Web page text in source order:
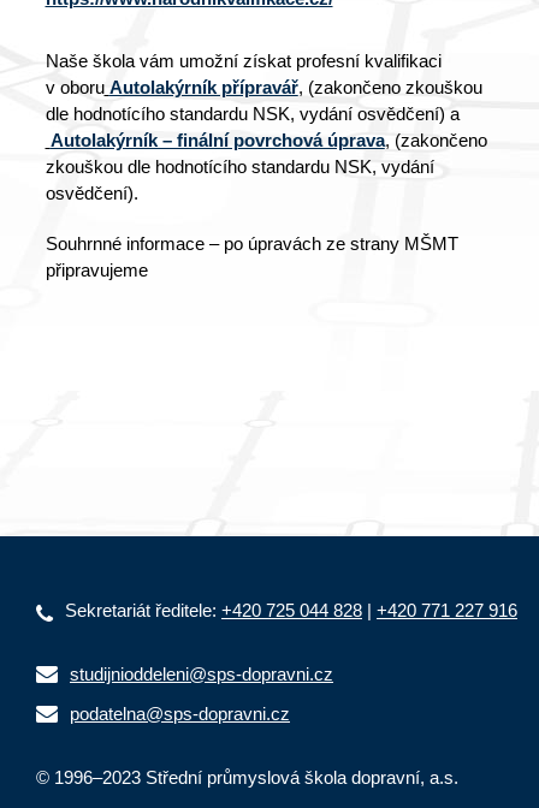
Naše škola vám umožní získat profesní kvalifikaci
v oboru Autolakýrník přípravář, (zakončeno zkouškou
dle hodnotícího standardu NSK, vydání osvědčení) a
Autolakýrník – finální povrchová úprava, (zakončeno
zkouškou dle hodnotícího standardu NSK, vydání
osvědčení).
Souhrnné informace – po úpravách ze strany MŠMT
připravujeme
Sekretariát ředitele: +420 725 044 828 | +420 771 227 916
studijnioddeleni@sps-dopravni.cz
podatelna@sps-dopravni.cz
© 1996–2023 Střední průmyslová škola dopravní, a.s.